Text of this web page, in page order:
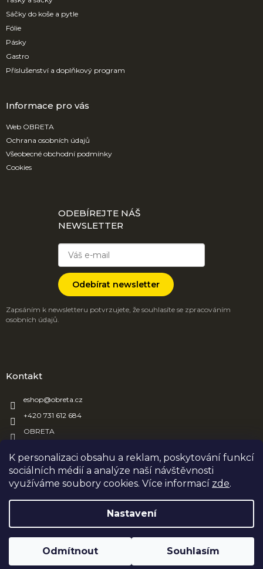
K personalizaci obsahu a reklam, poskytování funkcí
sociálních médií a analýze naší návštěvnosti
využíváme soubory cookies. Více informací zde.
Nastavení
Odmítnout Souhlasím
Sáčky do koše a pytle
Fólie
Pásky
Gastro
Příslušenství a doplňkový program
Informace pro vás
Web OBRETA
Ochrana osobních údajů
Všeobecné obchodní podmínky
Cookies
ODEBÍREJTE NÁŠ
NEWSLETTER
Odebírat newsletter
Zapsáním k newsletteru potvrzujete, že souhlasíte se zpracováním
osobních údajů.
Kontakt
eshop@obreta.cz
+420 731 612 684
OBRETA
Vytvořil Shoptet